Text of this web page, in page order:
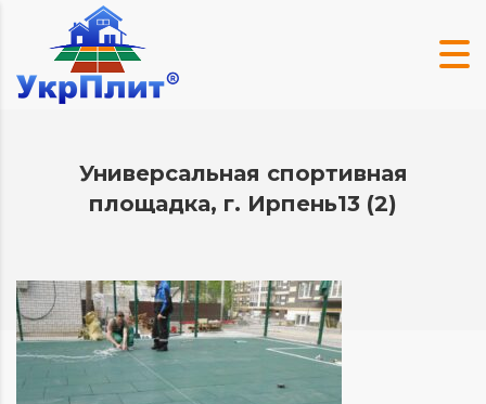
Универсальная спортивная
площадка, г. Ирпень13 (2)